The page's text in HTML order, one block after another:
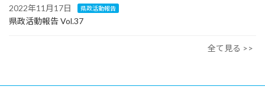
2022年11月17日 県政活動報告
県政活動報告 Vol.37
全て見る >>